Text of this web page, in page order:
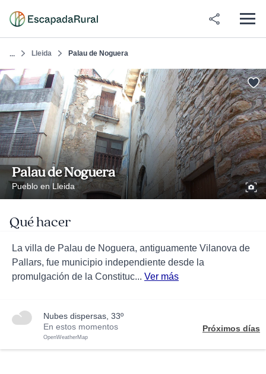
... Lleida Palau de Noguera
Palau de Noguera
Pueblo en Lleida
Qué hacer
La villa de Palau de Noguera, antiguamente Vilanova de
Pallars, fue municipio independiente desde la
promulgación de la Constituc... Ver más
nubes dispersas, 33º
En estos momentos
OpenWeatherMap
Próximos días